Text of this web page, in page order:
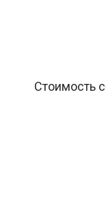
Стоимость